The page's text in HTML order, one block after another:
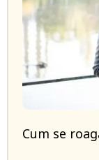
Cum se